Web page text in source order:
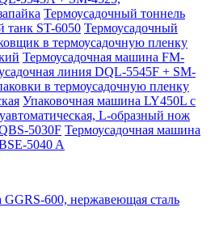
Термоусадочный тоннель
танк ST-6050 Термоусадочный
в термоусадочную пленку
Термоусадочная машина FM-
линия DQL-5545F + SM-
в термоусадочную пленку
Упаковочная машина LY450L с
L-образный нож
5030F Термоусадочная машина
5040 A
GGRS-600, нержавеющая сталь